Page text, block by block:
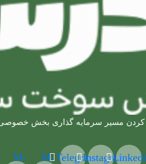
مسیر سرمایه گذاری بخش خصوصی و
Instagram
Telegram
M-
M-